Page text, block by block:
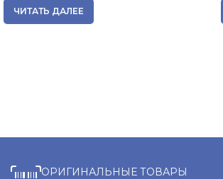
ЧИТАТЬ ДАЛЕЕ
ОРИГИНАЛЬНЫЕ ТОВАРЫ